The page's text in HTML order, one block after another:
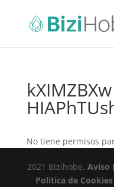
kXIMZBXw
No tiene permisos
2021 Bizihobe. Aviso
Política de Cookies